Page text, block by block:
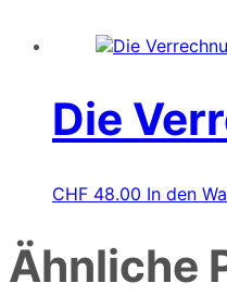
Die
CHF 48.00 In den
Ähnliche